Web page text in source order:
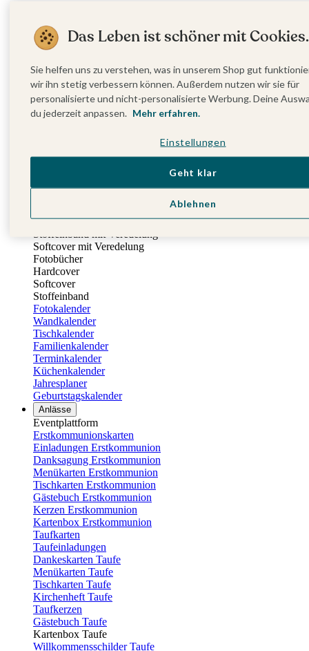
Eventplattform
Einladungskarten Kindergeburtstag
Kindergeburtstag Mädchen
Kindergeburtstag Unisex
Einladungskarten 1. Geburtstag
Alle Fotogeschenke
Bilderboxen
Softcover mit Foto
Stoffeinband mit Veredelung
Softcover mit Veredelung
Fotobücher
Hardcover
Softcover
Stoffeinband
Fotokalender
Wandkalender
Tischkalender
Familienkalender
Terminkalender
Küchenkalender
Jahresplaner
Geburtstagskalender
Anlässe
Eventplattform
Erstkommunionskarten
Einladungen Erstkommunion
Danksagung Erstkommunion
Menükarten Erstkommunion
Tischkarten Erstkommunion
Gästebuch Erstkommunion
Kerzen Erstkommunion
Kartenbox Erstkommunion
Taufkarten
Taufeinladungen
Dankeskarten Taufe
Menükarten Taufe
Tischkarten Taufe
Kirchenheft Taufe
Taufkerzen
Gästebuch Taufe
Kartenbox Taufe
Willkommensschilder Taufe
Das Leben ist schöner mit Cookies.
Sie helfen uns zu verstehen, was in unserem Shop gut
wir ihn stetig verbessern können. Außerdem nutzen wir sie für
personalisierte und nicht-personalisierte Werbung. Deine
du jederzeit anpassen. Mehr erfahren.
Einstellungen
Ablehnen
Geht klar